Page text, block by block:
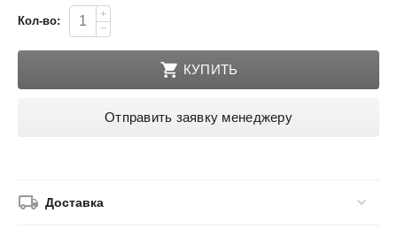
Кол-во:
+
−
КУПИТЬ
Отправить заявку менеджеру
Доставка